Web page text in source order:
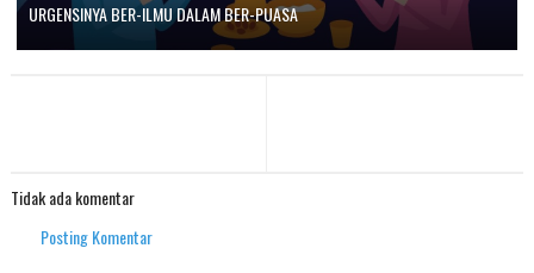
URGENSINYA BER-ILMU DALAM BER-PUASA
Tidak ada komentar
Posting Komentar